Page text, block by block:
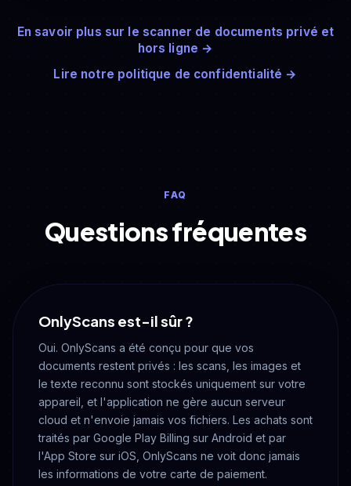
En savoir plus sur le scanner de documents privé et
hors ligne →
Lire notre politique de confidentialité →
FAQ
Questions fréquentes
OnlyScans est-il sûr ?
Oui. OnlyScans a été conçu pour que vos
documents restent privés : les scans, les images et
le texte reconnu sont stockés uniquement sur votre
appareil, et l'application ne gère aucun serveur
cloud et n'envoie jamais vos fichiers. Les achats sont
traités par Google Play Billing sur Android et par
l'App Store sur iOS, OnlyScans ne voit donc jamais
les informations de votre carte de paiement.